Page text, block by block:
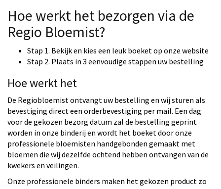
Hoe werkt het bezorgen via de
Regio Bloemist?
Stap 1. Bekijk en kies een leuk boeket op onze website
Stap 2. Plaats in 3 eenvoudige stappen uw bestelling
Hoe werkt het
De Regiobloemist ontvangt uw bestelling en wij sturen als
bevestiging direct een orderbevestiging per mail. Een dag
voor de gekozen bezorg datum zal de bestelling geprint
worden in onze binderij en wordt het boeket door onze
professionele bloemisten handgebonden gemaakt met
bloemen die wij dezelfde ochtend hebben ontvangen van de
kwekers en veilingen.
Onze professionele binders maken het gekozen product zo